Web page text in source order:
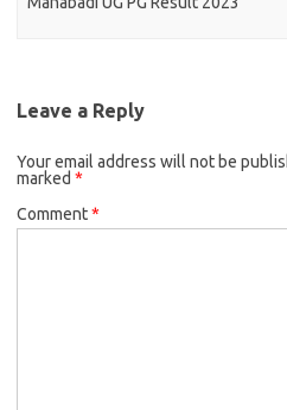
Leave a Reply
Your email address will not be
marked *
Comment*